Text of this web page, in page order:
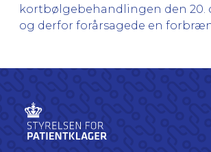
kortbølgebehandlingen den 20.
og derfor forårsagede en